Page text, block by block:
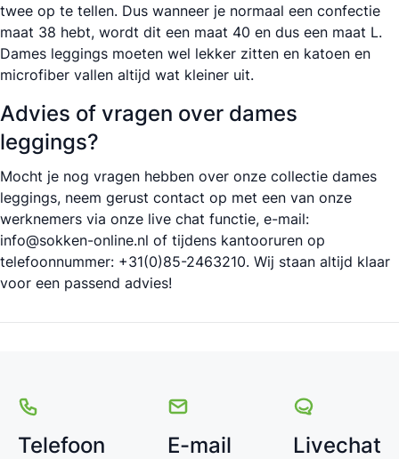
twee op te tellen. Dus wanneer je normaal een confectie
maat 38 hebt, wordt dit een maat 40 en dus een maat L.
Dames leggings moeten wel lekker zitten en katoen en
microfiber vallen altijd wat kleiner uit.
Advies of vragen over dames
leggings?
Mocht je nog vragen hebben over onze collectie dames
leggings, neem gerust contact op met een van onze
werknemers via onze live chat functie, e-mail:
info@sokken-online.nl of tijdens kantooruren op
telefoonnummer: +31(0)85-2463210. Wij staan altijd klaar
voor een passend advies!
Telefoon E-mail Livechat